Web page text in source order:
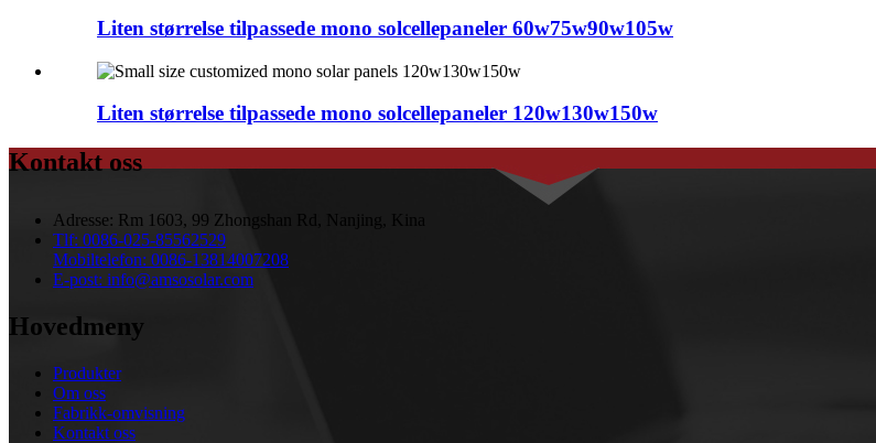
Liten størrelse tilpassede mono solcellepaneler 60w75w90w105w
Liten størrelse tilpassede mono solcellepaneler 120w130w150w
Kontakt oss
Adresse: Rm 1603, 99 Zhongshan Rd, Nanjing, Kina
Tlf: 0086-025-85562529
Mobiltelefon: 0086-13814007208
E-post: info@amsosolar.com
Hovedmeny
Produkter
Om oss
Fabrikk-omvisning
Kontakt oss